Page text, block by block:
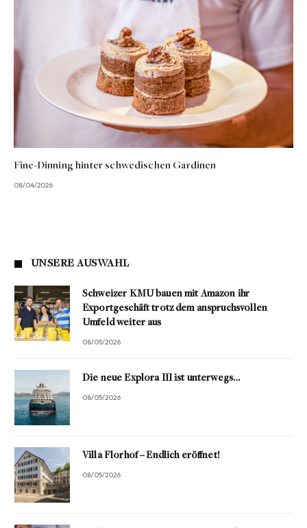
Fine-Dinning hinter schwedischen Gardinen
08/04/2026
UNSERE AUSWAHL
Schweizer KMU bauen mit Amazon ihr
Exportgeschäft trotz dem anspruchsvollen
Umfeld weiter aus
08/05/2026
Die neue Explora III ist unterwegs…
08/05/2026
Villa Florhof – Endlich eröffnet!
08/05/2026